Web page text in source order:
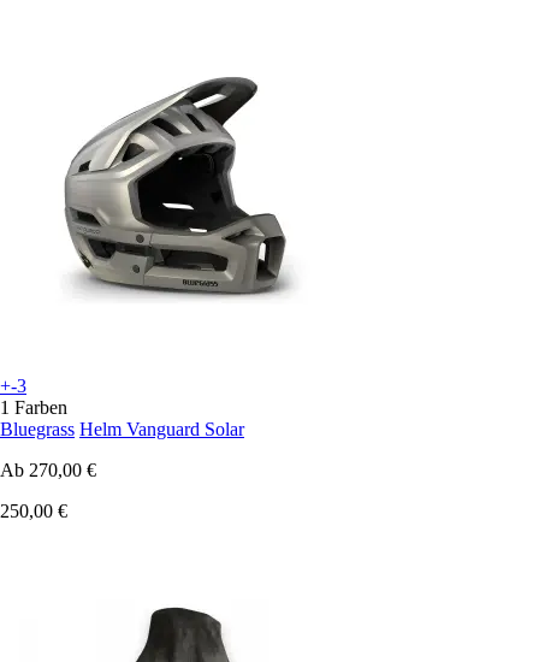
+-3
1 Farben
Bluegrass Helm Vanguard Solar
Ab 270,00 €
250,00 €